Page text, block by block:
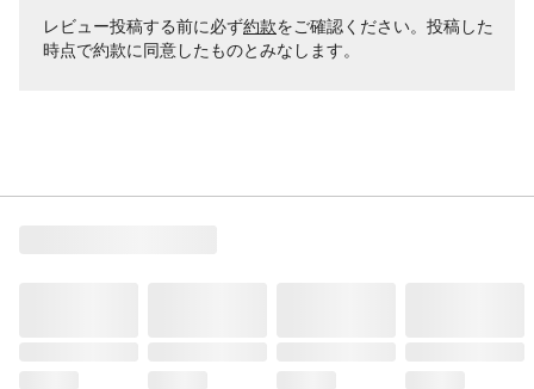
レビュー投稿する前に必ず約款をご確認ください。投稿した
時点で約款に同意したものとみなします。